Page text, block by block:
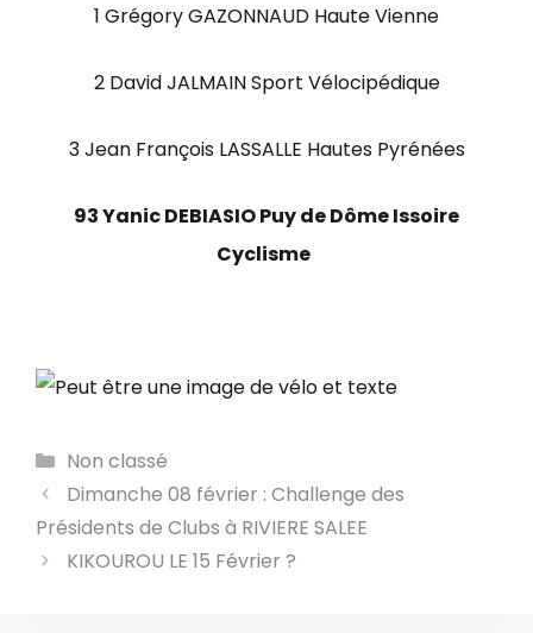
1 Grégory GAZONNAUD Haute Vienne
2 David JALMAIN Sport Vélocipédique
3 Jean François LASSALLE Hautes Pyrénées
93 Yanic DEBIASIO Puy de Dôme Issoire
Cyclisme
Catégories
Non classé
Dimanche 08 février : Challenge des
Présidents de Clubs à RIVIERE SALEE
KIKOUROU LE 15 Février ?